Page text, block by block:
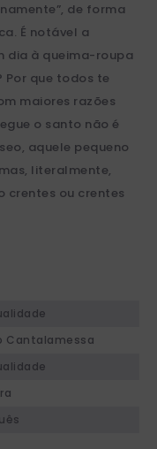
de forma
É notável a
dia à queima-roupa
Por que todos te
maiores razões
o santo não é
aquele pequeno
literalmente,
crentes ou crentes
Cantalamessa